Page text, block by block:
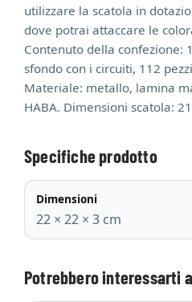
utilizzare la scatola in
dove potrai attaccare le
Contenuto della confezione:
sfondo con i circuiti, 112
Materiale: metallo, lamina
HABA. Dimensioni scatola:
Specifiche prodotto
Dimensioni
22 × 22 × 3 cm
Potrebbero interessarti